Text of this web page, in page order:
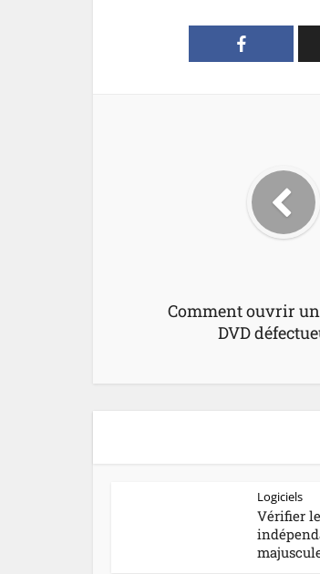
Comment ouvrir
DVD
Logiciels
Vérifier